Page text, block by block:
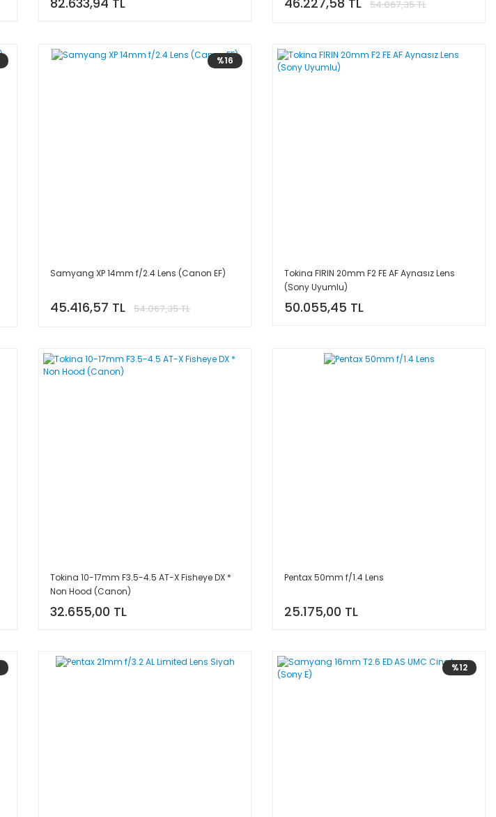
54.067,35 TL
%16
Samyang XP 14mm f/2.4 Lens (Canon EF)
45.416,57 TL 54.067,35 TL
Tokina FIRIN 20mm F2 FE AF Aynasız Lens
(Sony Uyumlu)
50.055,45 TL
Tokina 10-17mm F3.5-4.5 AT-X Fisheye DX *
Non Hood (Canon)
32.655,00 TL
Pentax 50mm f/1.4 Lens
25.175,00 TL
%12